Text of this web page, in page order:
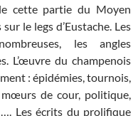
cette partie du Moyen
le legs d’Eustache. Les
les angles
L’œuvre du champenois
: épidémies, tournois,
de cour, politique,
Les écrits du prolifique